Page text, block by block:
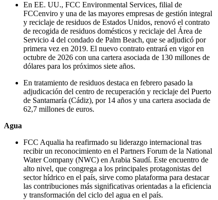
En EE. UU., FCC Environmental Services, filial de
FCCenviro y una de las mayores empresas de gestión integral
y reciclaje de residuos de Estados Unidos, renovó el contrato
de recogida de residuos domésticos y reciclaje del Área de
Servicio 4 del condado de Palm Beach, que se adjudicó por
primera vez en 2019. El nuevo contrato entrará en vigor en
octubre de 2026 con una cartera asociada de 130 millones de
dólares para los próximos siete años.
En tratamiento de residuos destaca en febrero pasado la
adjudicación del centro de recuperación y reciclaje del Puerto
de Santamaría (Cádiz), por 14 años y una cartera asociada de
62,7 millones de euros.
Agua
FCC Aqualia ha reafirmado su liderazgo internacional tras
recibir un reconocimiento en el Partners Forum de la National
Water Company (NWC) en Arabia Saudí. Este encuentro de
alto nivel, que congrega a los principales protagonistas del
sector hídrico en el país, sirve como plataforma para destacar
las contribuciones más significativas orientadas a la eficiencia
y transformación del ciclo del agua en el país.